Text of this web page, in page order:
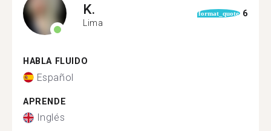
K.
Lima
format_quote 6
HABLA FLUIDO
Español
APRENDE
Inglés